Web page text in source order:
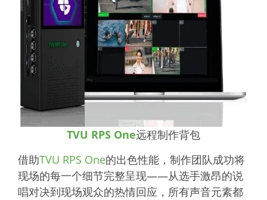
TVU RPS One远程制作背包
借助TVU RPS One的出色性能，制作团队成功将
现场的每一个细节完整呈现——从选手激昂的说
唱对决到现场观众的热情回应，所有声音元素都